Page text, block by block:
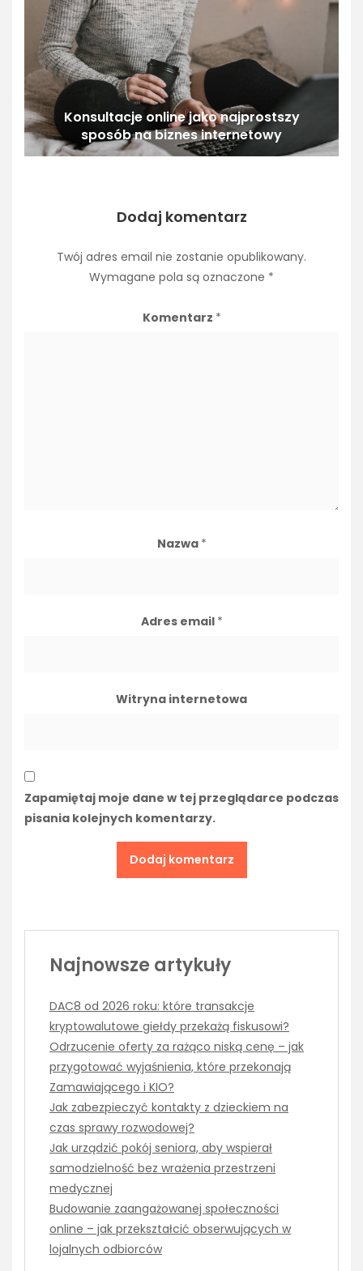
Konsultacje online jako najprostszy
sposób na biznes internetowy
Dodaj komentarz
Twój adres email nie zostanie opublikowany.
Wymagane pola są oznaczone *
Komentarz *
Nazwa *
Adres email *
Witryna internetowa
Zapamiętaj moje dane w tej przeglądarce podczas
pisania kolejnych komentarzy.
Najnowsze artykuły
DAC8 od 2026 roku: które transakcje
kryptowalutowe giełdy przekażą fiskusowi?
Odrzucenie oferty za rażąco niską cenę – jak
przygotować wyjaśnienia, które przekonają
Zamawiającego i KIO?
Jak zabezpieczyć kontakty z dzieckiem na
czas sprawy rozwodowej?
Jak urządzić pokój seniora, aby wspierał
samodzielność bez wrażenia przestrzeni
medycznej
Budowanie zaangażowanej społeczności
online – jak przekształcić obserwujących w
lojalnych odbiorców